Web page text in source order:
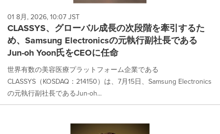
01 8月, 2026, 10:07 JST
CLASSYS、グローバル成長の次段階を牽引するた
め、Samsung Electronicsの元執行副社長である
Jun-oh Yoon氏をCEOに任命
世界有数の美容医療プラットフォーム企業である
CLASSYS（KOSDAQ：214150）は、7月15日、Samsung Electronics
の元執行副社長であるJun-oh...